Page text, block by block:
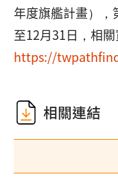
年度旗艦計畫）
至12月31日，相
https://
相關連結